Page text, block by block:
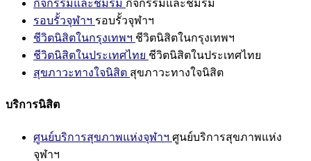
กิจกรรมและชมรม กิจกรรมและชมรม
รอบรั้วจุฬาฯ รอบรั้วจุฬาฯ
ชีวิตนิสิตในกรุงเทพฯ ชีวิตนิสิตในกรุงเทพฯ
ชีวิตนิสิตในประเทศไทย ชีวิตนิสิตในประเทศไทย
สุขภาวะทางใจนิสิต สุขภาวะทางใจนิสิต
บริการนิสิต
ศูนย์บริการสุขภาพแห่งจุฬาฯ ศูนย์บริการสุขภาพแห่ง
จุฬาฯ